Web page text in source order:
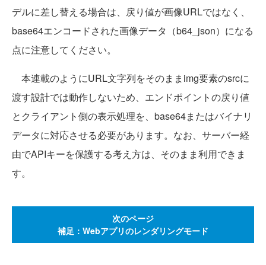
デルに差し替える場合は、戻り値が画像URLではなく、
base64エンコードされた画像データ（b64_json）になる
点に注意してください。
本連載のようにURL文字列をそのままimg要素のsrcに
渡す設計では動作しないため、エンドポイントの戻り値
とクライアント側の表示処理を、base64またはバイナリ
データに対応させる必要があります。なお、サーバー経
由でAPIキーを保護する考え方は、そのまま利用できま
す。
次のページ
補足：Webアプリのレンダリングモード